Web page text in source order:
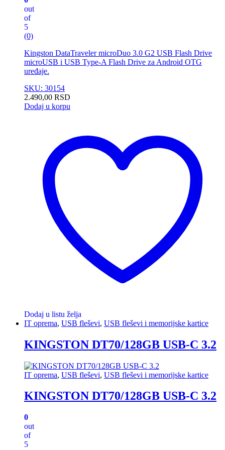
out
of
5
(0)
Kingston DataTraveler microDuo 3.0 G2 USB Flash Drive
microUSB i USB Type-A Flash Drive za Android OTG
uređaje.
SKU: 30154
2.490,00 RSD
Dodaj u korpu
Dodaj u listu želja
IT oprema, USB fleševi, USB fleševi i memorijske kartice
KINGSTON DT70/128GB USB-C 3.2
IT oprema, USB fleševi, USB fleševi i memorijske kartice
KINGSTON DT70/128GB USB-C 3.2
0
out
of
5